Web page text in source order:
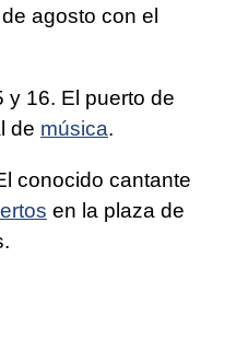
agosto con el
y 16. El puerto de
de música.
conocido cantante
en la plaza de